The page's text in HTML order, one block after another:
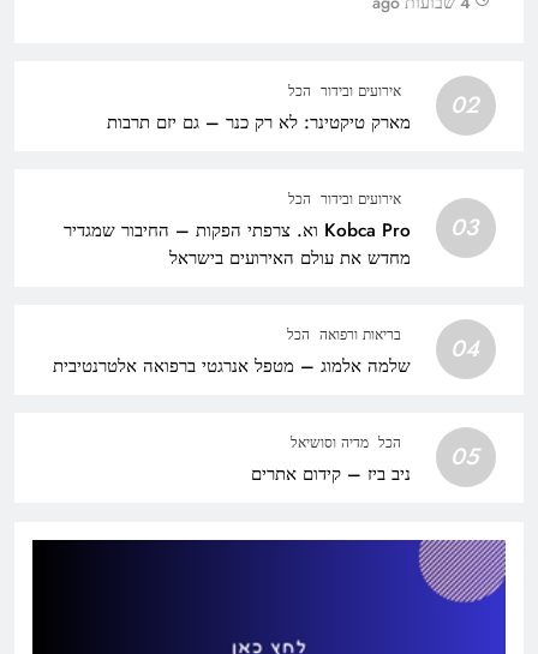
02 אירועים ובידור הכל
מארק טיקטינר: לא רק כנר – גם יזם תרבות
03
אירועים ובידור הכל
Kobca Pro וא. צרפתי הפקות – החיבור שמגדיר
מחדש את עולם האירועים בישראל
04 בריאות ורפואה הכל
שלמה אלמוג – מטפל אנרגטי ברפואה אלטרנטיבית
05 הכל מדיה וסושיאל
ניב ביז – קידום אתרים